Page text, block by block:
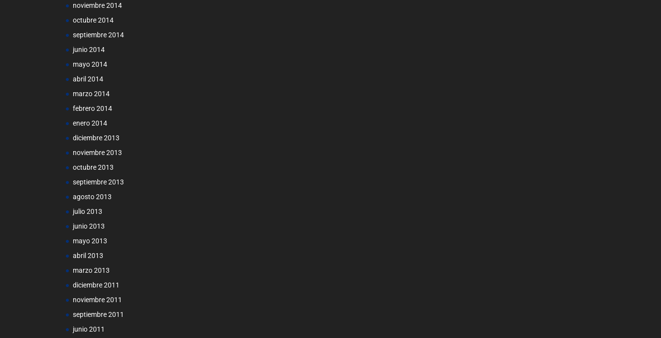
noviembre 2014
octubre 2014
septiembre 2014
junio 2014
mayo 2014
abril 2014
marzo 2014
febrero 2014
enero 2014
diciembre 2013
noviembre 2013
octubre 2013
septiembre 2013
agosto 2013
julio 2013
junio 2013
mayo 2013
abril 2013
marzo 2013
diciembre 2011
noviembre 2011
septiembre 2011
junio 2011